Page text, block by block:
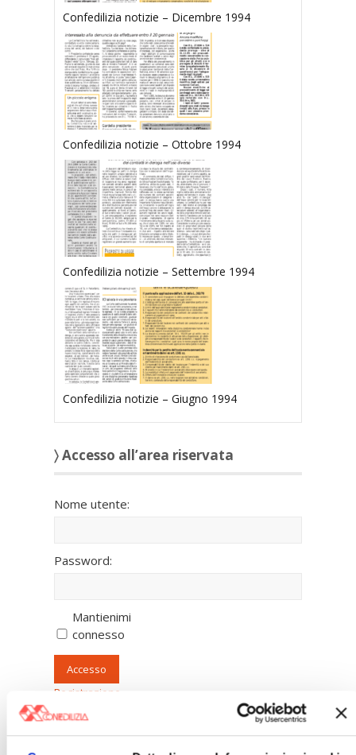
Confedilizia notizie – Dicembre 1994
Confedilizia notizie – Ottobre 1994
Confedilizia notizie – Settembre 1994
Confedilizia notizie – Giugno 1994
〉 Accesso all’area riservata
Nome utente:
Password:
Mantienimi
connesso
Accesso
Registrazione
Password persa
〉 Banche dati